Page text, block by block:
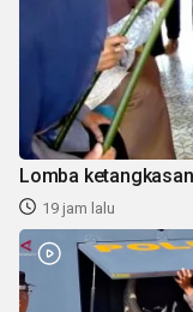
Lomba
19 jam lalu